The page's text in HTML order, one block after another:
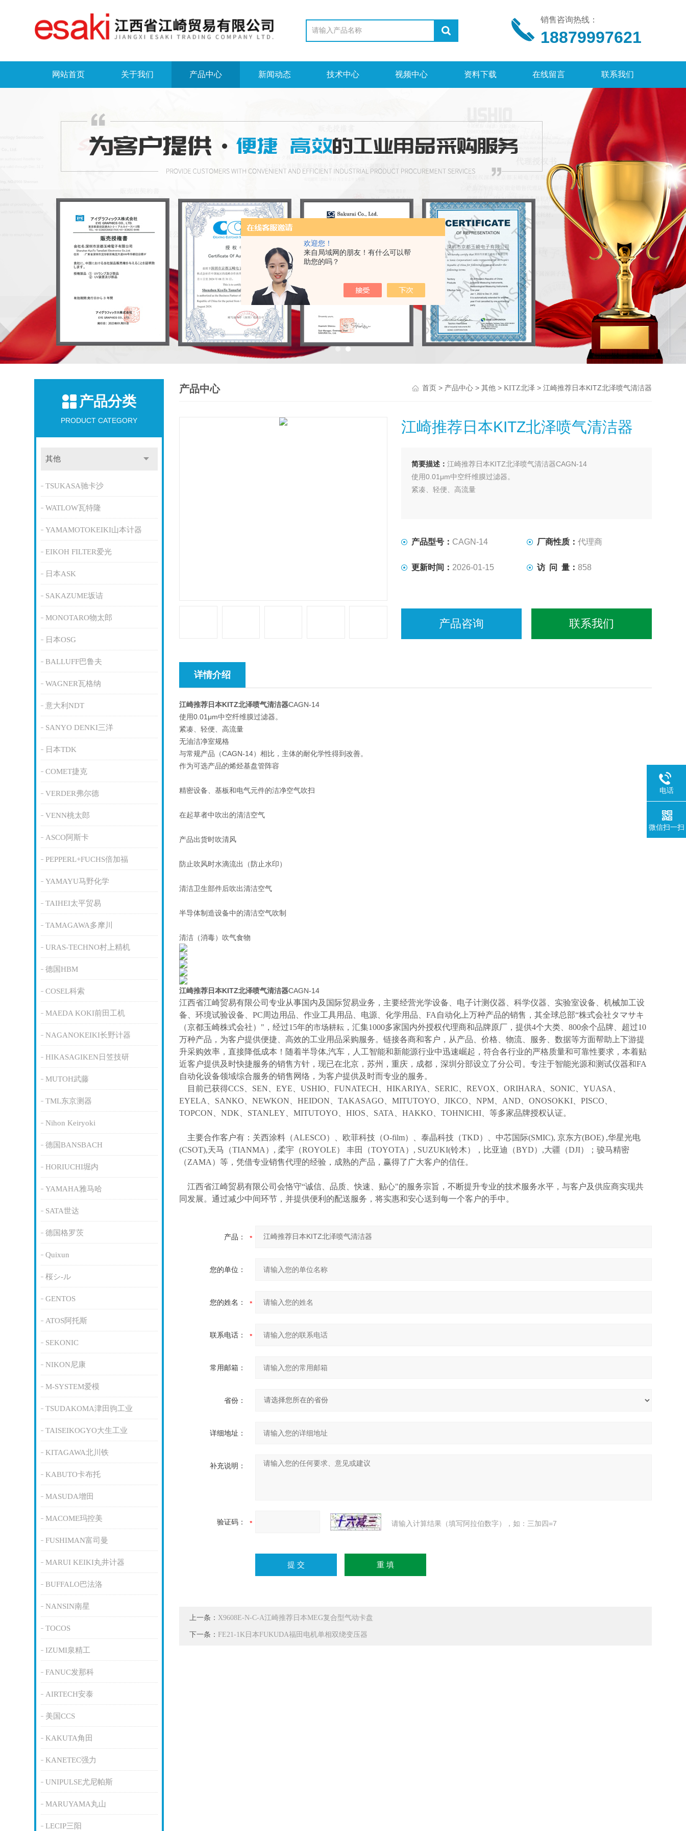
欢迎您！
来自局域网的朋友！有什么可以帮
助您的吗？
销售咨询热线：
18879997621
网站首页 关于我们 产品中心 新闻动态 技术中心 视频中心 资料下载 在线留言 联系我们
产品分类
PRODUCT CATEGORY
其他
TSUKASA驰卡沙
WATLOW瓦特隆
YAMAMOTOKEIKI山本计器
EIKOH FILTER爱光
日本ASK
SAKAZUME坂诘
MONOTARO物太郎
日本OSG
BALLUFF巴鲁夫
WAGNER瓦格纳
意大利NDT
SANYO DENKI三洋
日本TDK
COMET捷克
VERDER弗尔德
VENN桃太郎
ASCO阿斯卡
PEPPERL+FUCHS倍加福
YAMAYU马野化学
TAIHEI太平贸易
TAMAGAWA多摩川
URAS-TECHNO村上精机
德国HBM
COSEL科索
MAEDA KOKI前田工机
NAGANOKEIKI长野计器
HIKASAGIKEN日笠技研
MUTOH武藤
TML东京测器
Nihon Keiryoki
德国BANSBACH
HORIUCHI堀内
YAMAHA雅马哈
SATA世达
德国格罗茨
Quixun
桜シ-ル
GENTOS
ATOS阿托斯
SEKONIC
NIKON尼康
M-SYSTEM爱模
TSUDAKOMA津田驹工业
TAISEIKOGYO大生工业
KITAGAWA北川铁
KABUTO卡布托
MASUDA增田
MACOME玛控美
FUSHIMAN富司曼
MARUI KEIKI丸井计器
BUFFALO巴法洛
NANSIN南星
TOCOS
IZUMI泉精工
FANUC发那科
AIRTECH安泰
美国CCS
KAKUTA角田
KANETEC强力
UNIPULSE尤尼帕斯
MARUYAMA丸山
LECIP三阳
产品中心 首页> 产品中心> 其他> KITZ北泽 > 江崎推荐日本KITZ北泽喷气清洁器
江崎推荐日本KITZ北泽喷气清洁器
简要描述：江崎推荐日本KITZ北泽喷气清洁器CAGN-14
使用0.01μm中空纤维膜过滤器。
紧凑、轻便、高流量
产品型号： CAGN-14 厂商性质： 代理商
更新时间： 2026-01-15 访 问 量： 858
产品咨询 联系我们
详情介绍
江崎推荐日本KITZ北泽喷气清洁器CAGN-14
使用0.01μm中空纤维膜过滤器。
紧凑、轻便、高流量
无油洁净室规格
与常规产品（CAGN-14）相比，主体的耐化学性得到改善。
作为可选产品的烯烃基盘管阵容
精密设备、基板和电气元件的洁净空气吹扫
在起草者中吹出的清洁空气
产品出货时吹清风
防止吹风时水滴流出（防止水印）
清洁卫生部件后吹出清洁空气
半导体制造设备中的清洁空气吹制
清洁（消毒）吹气食物
江崎推荐日本KITZ北泽喷气清洁器CAGN-14
江西省江崎贸易有限公司专业从事国内及国际贸易业务，主要经营光学设备、电子计测仪器、科学仪器、实验室设备、机械加工设
备、环境试验设备、PC周边用品、作业工具用品、电源、化学用品、FA自动化上万种产品的销售，其全球总部“株式会社タマサキ
（京都玉崎株式会社）"，经过15年的市场耕耘 ，汇集1000多家国内外授权代理商和品牌原厂，提供4个大类、800余个品牌、超过10
万种产品，为客户提供便捷、高效的工业用品采购服务。链接各商和客户，从产品、价格、物流、服务、数据等方面帮助上下游提
升采购效率，直接降低成本！随着半导体,汽车，人工智能和新能源行业中迅速崛起，符合各行业的严格质量和可靠性要求，本着贴
近客户提供及时快捷服务的销售方针，现已在北京，苏州，重庆，成都，深圳分部设立了分公司。专注于智能光源和测试仪器和FA
自动化设备领域综合服务的销售网络，为客户提供及时而专业的服务。
目前已获得CCS、SEN、EYE、USHIO、FUNATECH、HIKARIYA、SERIC、REVOX、ORIHARA、SONIC、YUASA、
EYELA、SANKO、NEWKON、HEIDON、TAKASAGO、MITUTOYO、JIKCO、NPM、AND、ONOSOKKI、PISCO、
TOPCON、NDK、STANLEY、MITUTOYO、HIOS、SATA、HAKKO、TOHNICHI、等多家品牌授权认证。
主要合作客户有：关西涂料（ALESCO）、欧菲科技（O-film）、泰晶科技（TKD）、中芯国际(SMIC), 京东方(BOE) ,华星光电
(CSOT),天马（TIANMA）, 柔宇（ROYOLE） 丰田（TOYOTA）, SUZUKI(铃木），比亚迪（BYD）,大疆（DJI）；骏马精密
（ZAMA）等，凭借专业销售代理的经验，成熟的产品，赢得了广大客户的信任。
江西省江崎贸易有限公司会恪守“诚信、品质、快速、贴心"的服务宗旨，不断提升专业的技术服务水平，与客户及供应商实现共
同发展。通过减少中间环节，并提供便利的配送服务，将实惠和安心送到每一个客户的手中。
产品：
您的单位：
您的姓名：
联系电话：
常用邮箱：
省份：
详细地址：
补充说明：
验证码： 请输入计算结果（填写阿拉伯数字），如：三加四=7
上一条： X9608E-N-C-A江崎推荐日本MEG复合型气动卡盘
下一条： FE21-1K日本FUKUDA福田电机单相双绕变压器
电话
微信扫一扫